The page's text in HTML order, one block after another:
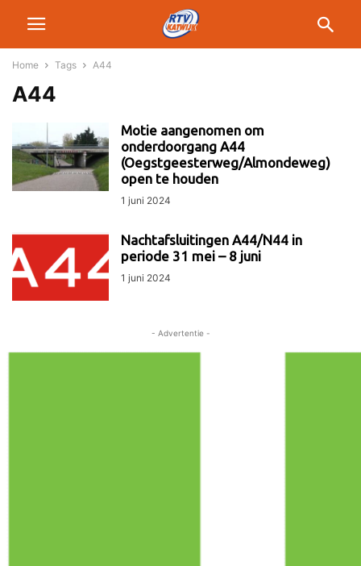
Home Tags A44
A44
Motie aangenomen om
onderdoorgang A44
(Oegstgeesterweg/Almondeweg)
open te houden
1 juni 2024
Nachtafsluitingen A44/N44 in
periode 31 mei – 8 juni
1 juni 2024
- Advertentie -